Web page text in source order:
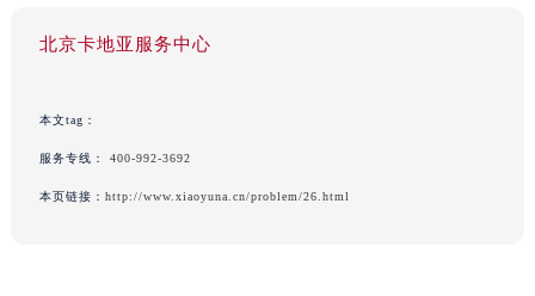
北京卡地亚服务中心
本文tag：
服务专线： 400-992-3692
本页链接： http://www.xiaoyuna.cn/problem/26.html